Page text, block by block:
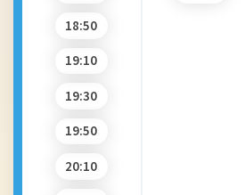
18:50
19:10
19:30
19:50
20:10